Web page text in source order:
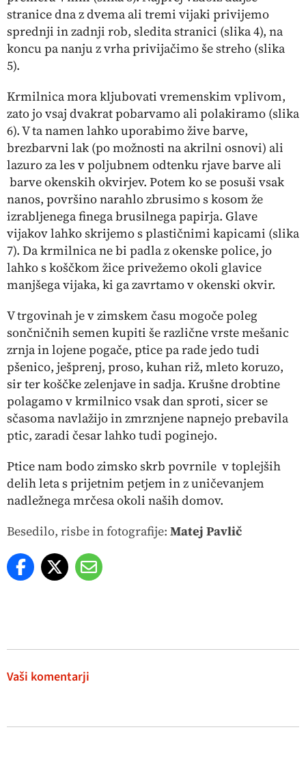
stranice dna z dvema ali tremi vijaki privijemo
sprednji in zadnji rob, sledita stranici (slika 4), na
koncu pa nanju z vrha privijačimo še streho (slika
5).
Krmilnica mora kljubovati vremenskim vplivom,
zato jo vsaj dvakrat pobarvamo ali polakiramo (slika
6). V ta namen lahko uporabimo žive barve,
brezbarvni lak (po možnosti na akrilni osnovi) ali
lazuro za les v poljubnem odtenku rjave barve ali
barve okenskih okvirjev. Potem ko se posuši vsak
nanos, površino narahlo zbrusimo s kosom že
izrabljenega finega brusilnega papirja. Glave
vijakov lahko skrijemo s plastičnimi kapicami (slika
7). Da krmilnica ne bi padla z okenske police, jo
lahko s koščkom žice privežemo okoli glavice
manjšega vijaka, ki ga zavrtamo v okenski okvir.
V trgovinah je v zimskem času mogoče poleg
sončničnih semen kupiti še različne vrste mešanic
zrnja in lojene pogače, ptice pa rade jedo tudi
pšenico, ješprenj, proso, kuhan riž, mleto koruzo,
sir ter koščke zelenjave in sadja. Krušne drobtine
polagamo v krmilnico vsak dan sproti, sicer se
sčasoma navlažijo in zmrznjene napnejo prebavila
ptic, zaradi česar lahko tudi poginejo.
Ptice nam bodo zimsko skrb povrnile v toplejših
delih leta s prijetnim petjem in z uničevanjem
nadležnega mrčesa okoli naših domov.
Besedilo, risbe in fotografije: Matej Pavlič
Vaši komentarji